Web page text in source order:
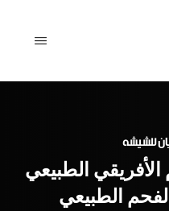
الطبيعي
الطبيعي